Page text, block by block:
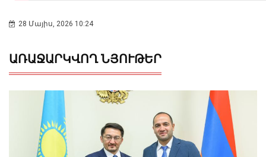
28 Մայիս, 2026 10:24
ԱՌԱՋԱՐԿՎՈՂ ՆՅՈՒԹԵՐ